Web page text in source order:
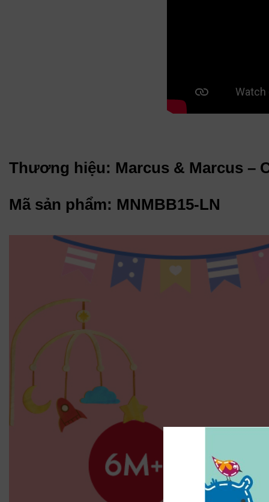
Thương hiệu: Marcus & Marcus –
Mã sản phẩm: MNMBB15-LN